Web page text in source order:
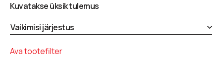
Kuvatakse üksik tulemus
Ava tootefilter